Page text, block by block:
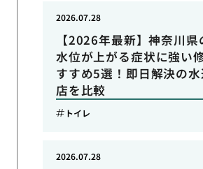
【2026年最新】神奈川県
水位が上がる症状に強い
すすめ5選！即日解決の
店を比較
2026.07.28
トイレ
2026.07.28